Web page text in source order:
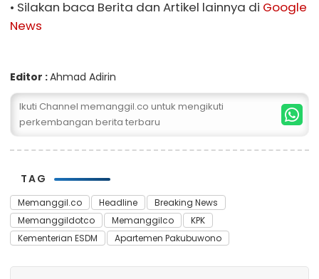
• Silakan baca Berita dan Artikel lainnya di Google
News
Editor :Ahmad Adirin
Ikuti Channel memanggil.co untuk mengikuti
perkembangan berita terbaru
TAG
Memanggil.co Headline
Breaking News
Memanggildotco
Memanggilco
KPK
Kementerian ESDM
Apartemen Pakubuwono